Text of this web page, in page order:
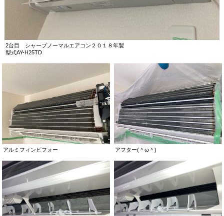
2台目 シャープノーマルエアコン２０１８年製
型式AY-H25TD
アルミフィンビフォー アフター(＾ω＾)